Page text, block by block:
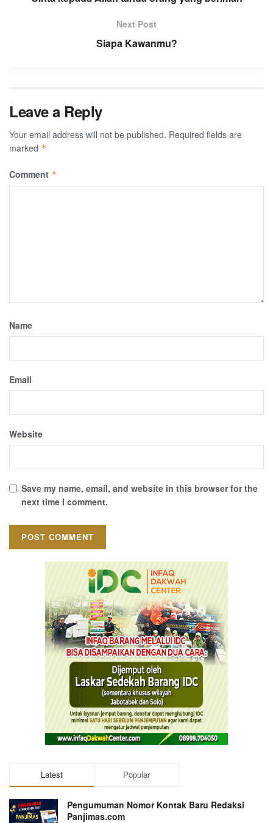
Next Post
Siapa Kawanmu?
Leave a Reply
Your email address will not be published. Required fields are
marked *
Comment *
Name
Email
Website
Save my name, email, and website in this browser for the
next time I comment.
Latest Popular
Pengumuman Nomor Kontak Baru Redaksi
Panjimas.com